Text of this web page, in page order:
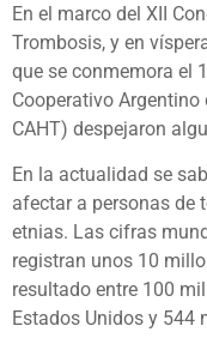
En el marco del XII
Trombosis, y en
que se conmemora el
Cooperativo
CAHT) despejaron
En la actualidad se
afectar a personas de
etnias. Las cifras
registran unos 10
resultado entre 100
Estados Unidos y 544